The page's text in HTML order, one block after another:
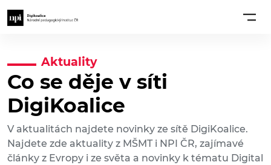
Aktuality
Co se děje v síti
DigiKoalice
V aktualitách najdete novinky ze sítě DigiKoalice.
Najdete zde aktuality z MŠMT i NPI ČR, zajímavé
články z Evropy i ze světa a novinky k tématu Digital